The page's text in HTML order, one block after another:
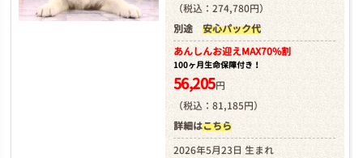
（税込：274,780円）
別途 安心パック代
あんしんお迎えMAX70%割
100ヶ月生命保障付き！
56,205円
（税込：81,185円）
詳細はこちら
2026年5月23日 生まれ